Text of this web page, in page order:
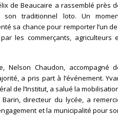
de Beaucaire a rassemblé près
son traditionnel loto. Un
sa chance pour remporter l’un
les commerçants, agriculteurs
Nelson Chaudon, accompagné
a pris part à l’événement.
de l’Institut, a salué la
Barin, directeur du lycée, a
et la municipalité pour